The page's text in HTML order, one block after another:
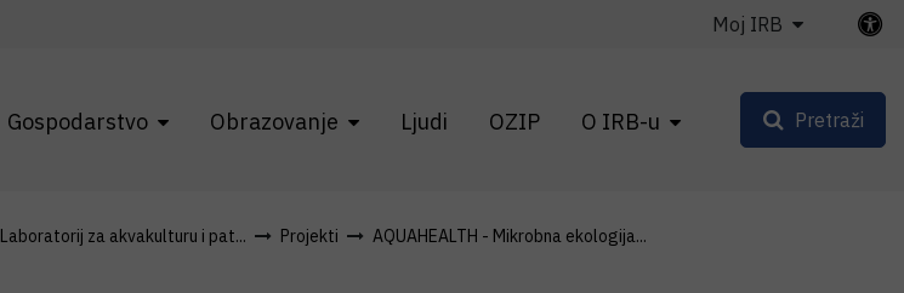
Gospodarstvo Obrazovanje Ljudi OZIP O IRB-u
Moj IRB
Pretraži
Laboratorij za akvakulturu i pat... Projekti
AQUAHEALTH - Mikrobna ekologija...